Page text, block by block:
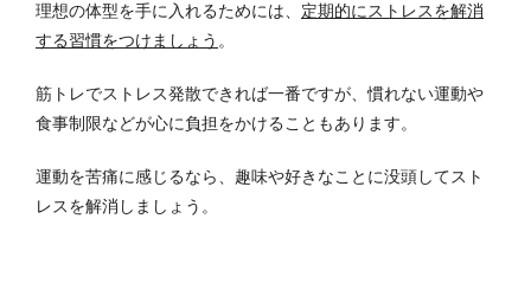
理想の体型を手に入れるためには、 定期的にストレスを解消
する習慣をつけましょう 。
筋トレでストレス発散できれば一番ですが、慣れない運動や
食事制限などが心に負担をかけることもあります。
運動を苦痛に感じるなら、趣味や好きなことに没頭してスト
レスを解消しましょう。